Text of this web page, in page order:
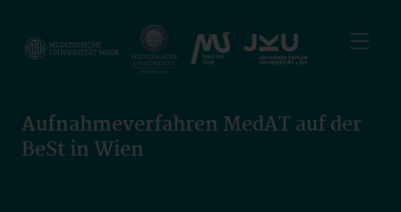
main
Aufnahmeverfahren MedAT auf der
BeSt in Wien